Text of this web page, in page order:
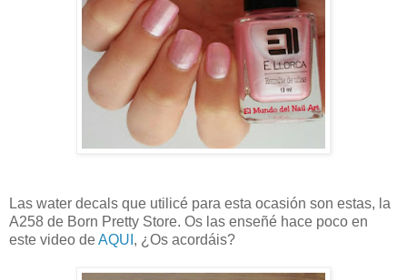
Las water decals que utilicé para esta ocasión son estas, la
A258 de Born Pretty Store. Os las enseñé hace poco en
este video deAQUI , ¿Os acordáis?